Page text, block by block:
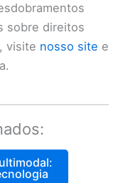
sobre direitos
visite nosso site e